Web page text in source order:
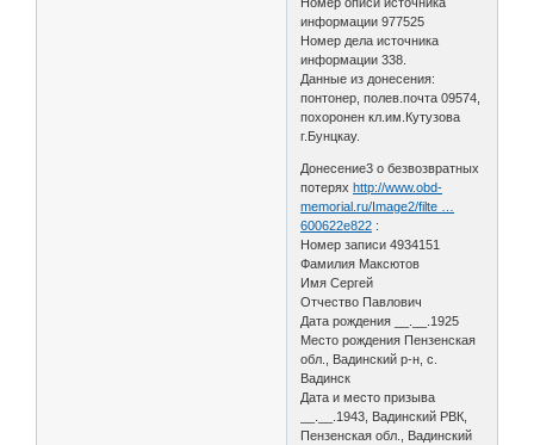
информации 977525
Номер дела источника
информации 338.
Данные из донесения:
понтонер, полев.почта 09574,
похоронен кл.им.Кутузова
г.Бунцкау.
Донесение3 о безвозвратных
потеряхhttp://www.obd-
memorial.ru/Image2/filte …
600622e822 :
Номер записи 4934151
Фамилия Максютов
Имя Сергей
Отчество Павлович
Дата рождения __.__.1925
Место рождения Пензенская
обл., Вадинский р-н, с.
Вадинск
Дата и место призыва
__.__.1943, Вадинский РВК,
Пензенская обл., Вадинский